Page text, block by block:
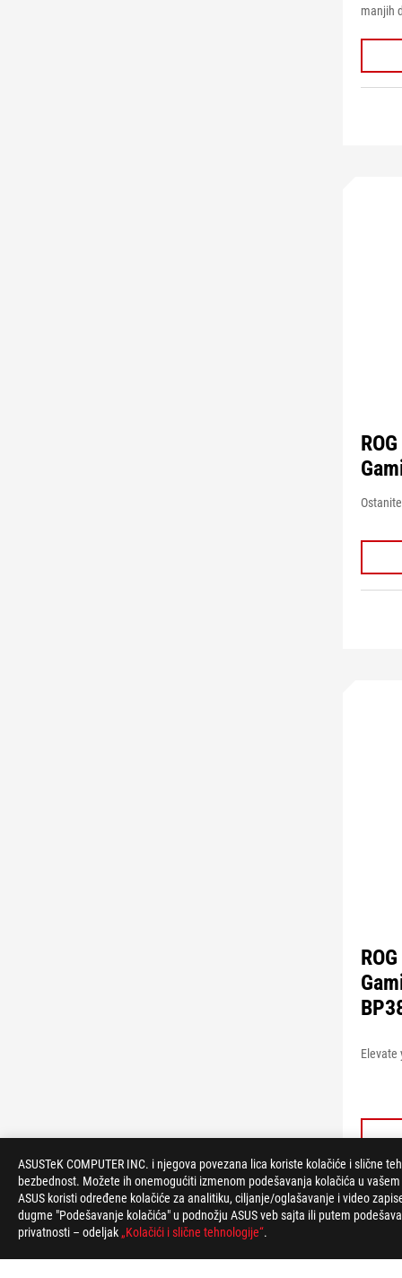
ASUSTeK COMPUTER INC. i njegova povezana lica koriste kolačiće i
bezbednost. Možete ih onemogućiti izmenom podešavanja kolačića u
ASUS koristi određene kolačiće za analitiku, ciljanje/oglašavanje i video
dugme "Podešavanje kolačića" u podnožju ASUS veb sajta ili putem
privatnosti – odeljak „Kolačići i slične tehnologije“.
manjih
Elevate